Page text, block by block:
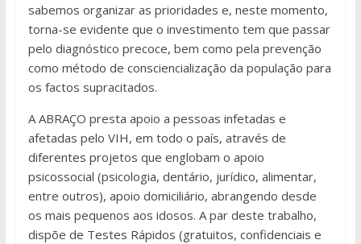
sabemos organizar as prioridades e, neste momento,
torna-se evidente que o investimento tem que passar
pelo diagnóstico precoce, bem como pela prevenção
como método de consciencialização da população para
os factos supracitados.
A ABRAÇO presta apoio a pessoas infetadas e
afetadas pelo VIH, em todo o país, através de
diferentes projetos que englobam o apoio
psicossocial (psicologia, dentário, jurídico, alimentar,
entre outros), apoio domiciliário, abrangendo desde
os mais pequenos aos idosos. A par deste trabalho,
dispõe de Testes Rápidos (gratuitos, confidenciais e